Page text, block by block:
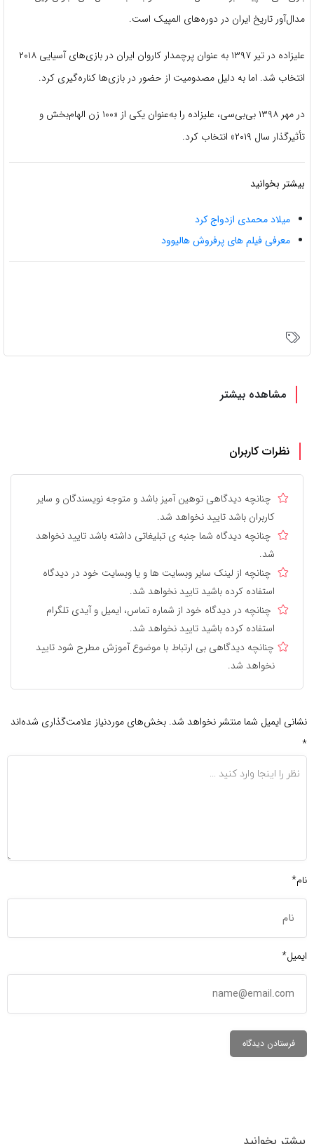
مدال‌آور تاریخ ایران در دوره‌های المپیک است.
علیزاده در تیر ۱۳۹۷ به عنوان پرچمدار کاروان ایران در بازی‌های آسیایی ۲۰۱۸
انتخاب شد. اما به دلیل مصدومیت از حضور در بازی‌ها کناره‌گیری کرد.
در مهر ۱۳۹۸ بی‌بی‌سی، علیزاده را به‌عنوان یکی از «۱۰۰ زن الهام‌بخش و
تأثیرگذار سال ۲۰۱۹» انتخاب کرد.
بیشتر بخوانید
میلاد محمدی ازدواج کرد
معرفی فیلم های پرفروش هالیوود
مشاهده بیشتر
نظرات کاربران
چنانچه دیدگاهی توهین آمیز باشد و متوجه نویسندگان و سایر
کاربران باشد تایید نخواهد شد.
چنانچه دیدگاه شما جنبه ی تبلیغاتی داشته باشد تایید نخواهد
شد.
چنانچه از لینک سایر وبسایت ها و یا وبسایت خود در دیدگاه
استفاده کرده باشید تایید نخواهد شد.
چنانچه در دیدگاه خود از شماره تماس، ایمیل و آیدی تلگرام
استفاده کرده باشید تایید نخواهد شد.
چنانچه دیدگاهی بی ارتباط با موضوع آموزش مطرح شود تایید
نخواهد شد.
نشانی ایمیل شما منتشر نخواهد شد. بخش‌های موردنیاز علامت‌گذاری شده‌اند
*
نام*
ایمیل*